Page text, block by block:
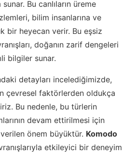
Bu canlıların üreme
bilim insanlarına ve
bir heyecan verir. Bu eşsiz
doğanın zarif dengeleri
bilgiler sunar.
detayları incelediğimizde,
çevresel faktörlerden oldukça
Bu nedenle, bu türlerin
devam ettirilmesi için
önem büyüktür. Komodo
etkileyici bir deneyim